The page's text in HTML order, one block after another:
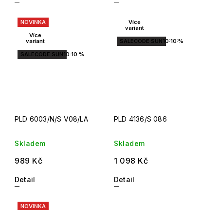
NOVINKA
Více
variant
SALECODE:SUN10:10:%
PLD 6003/N/S V08/LA
Skladem
989 Kč
Detail
Více
variant
SALECODE:SUN10:10:%
PLD 4136/S 086
Skladem
1 098 Kč
Detail
NOVINKA